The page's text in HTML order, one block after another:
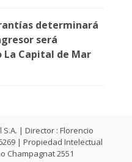
determinará
será
Capital de Mar
| Director : Florencio
| Propiedad Intelectual
Champagnat 2551